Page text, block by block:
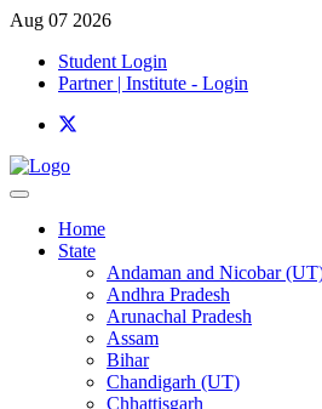
Aug 07 2026
Student Login
Partner | Institute - Login
Home
State
Andaman and Nicobar
Andhra Pradesh
Arunachal Pradesh
Assam
Bihar
Chandigarh (UT)
Chhattisgarh